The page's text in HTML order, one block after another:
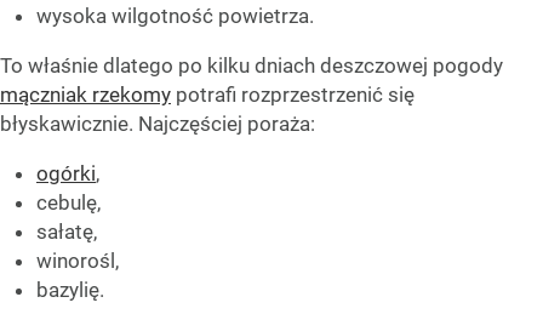
wysoka wilgotność powietrza.
To właśnie dlatego po kilku dniach deszczowej pogody
mączniak rzekomy potrafi rozprzestrzenić się
błyskawicznie. Najczęściej poraża:
ogórki,
cebulę,
sałatę,
winorośl,
bazylię.